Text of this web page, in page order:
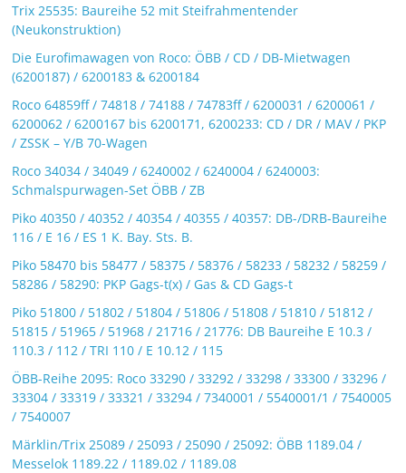
Trix 25535: Baureihe 52 mit Steifrahmentender
(Neukonstruktion)
Die Eurofimawagen von Roco: ÖBB / CD / DB-Mietwagen
(6200187) / 6200183 & 6200184
Roco 64859ff / 74818 / 74188 / 74783ff / 6200031 / 6200061 /
6200062 / 6200167 bis 6200171, 6200233: CD / DR / MAV / PKP
/ ZSSK – Y/B 70-Wagen
Roco 34034 / 34049 / 6240002 / 6240004 / 6240003:
Schmalspurwagen-Set ÖBB / ZB
Piko 40350 / 40352 / 40354 / 40355 / 40357: DB-/DRB-Baureihe
116 / E 16 / ES 1 K. Bay. Sts. B.
Piko 58470 bis 58477 / 58375 / 58376 / 58233 / 58232 / 58259 /
58286 / 58290: PKP Gags-t(x) / Gas & CD Gags-t
Piko 51800 / 51802 / 51804 / 51806 / 51808 / 51810 / 51812 /
51815 / 51965 / 51968 / 21716 / 21776: DB Baureihe E 10.3 /
110.3 / 112 / TRI 110 / E 10.12 / 115
ÖBB-Reihe 2095: Roco 33290 / 33292 / 33298 / 33300 / 33296 /
33304 / 33319 / 33321 / 33294 / 7340001 / 5540001/1 / 7540005
/ 7540007
Märklin/Trix 25089 / 25093 / 25090 / 25092: ÖBB 1189.04 /
Messelok 1189.22 / 1189.02 / 1189.08